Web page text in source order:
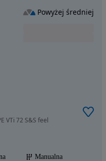
VTi 72 S&S feel
Manualna
Powyżej średniej